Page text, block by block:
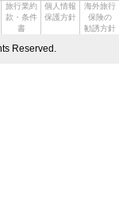
旅行業約
款・条件
書
個人情報
保護方針
海外旅行
保険の
勧誘方針
Reserved.